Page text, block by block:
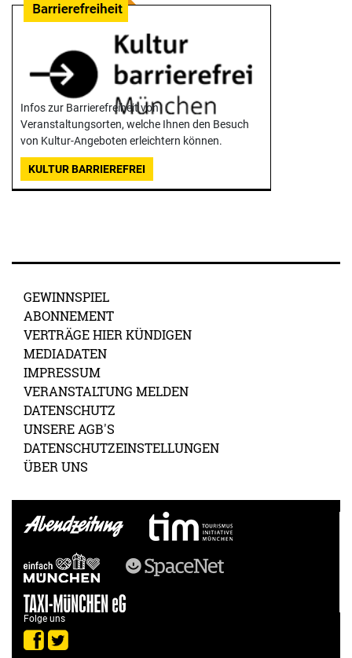
Infos zur Barrierefreiheit von
Veranstaltungsorten, welche Ihnen den Besuch
von Kultur-Angeboten erleichtern können.
KULTUR BARRIEREFREI
GEWINNSPIEL
ABONNEMENT
VERTRÄGE HIER KÜNDIGEN
MEDIADATEN
IMPRESSUM
VERANSTALTUNG MELDEN
DATENSCHUTZ
UNSERE AGB'S
DATENSCHUTZEINSTELLUNGEN
ÜBER UNS
Folge uns